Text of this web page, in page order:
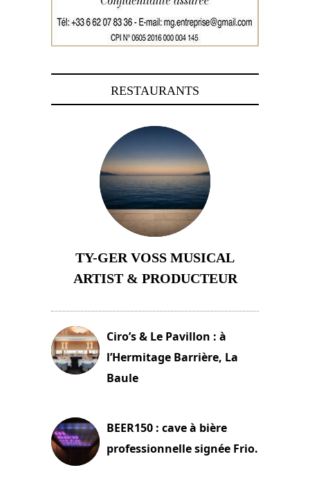
RESTAURANTS
TY-GER VOSS MUSICAL
ARTIST & PRODUCTEUR
Ciro’s & Le Pavillon : à
l’Hermitage Barrière, La
Baule
BEER150 : cave à bière
professionnelle signée Frio.